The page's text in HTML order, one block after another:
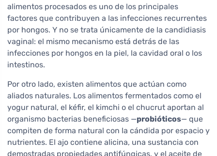
alimentos procesados es uno de los principales
factores que contribuyen a las infecciones recurrentes
por hongos. Y no se trata únicamente de la candidiasis
vaginal: el mismo mecanismo está detrás de las
infecciones por hongos en la piel, la cavidad oral o los
intestinos.
Por otro lado, existen alimentos que actúan como
aliados naturales. Los alimentos fermentados como el
yogur natural, el kéfir, el kimchi o el chucrut aportan al
organismo bacterias beneficiosas —probióticos— que
compiten de forma natural con la cándida por espacio y
nutrientes. El ajo contiene alicina, una sustancia con
demostradas propiedades antifúngicas, y el aceite de